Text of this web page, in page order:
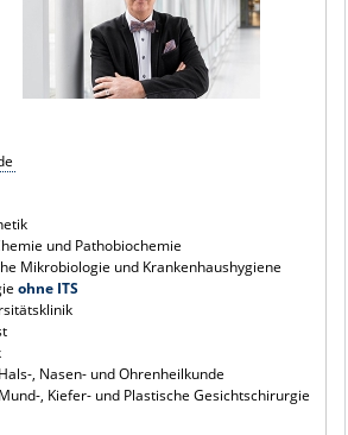
und Pathobiochemie
Mikrobiologie und Krankenhaushygiene
ohne ITS
, Nasen- und Ohrenheilkunde
, Kiefer- und Plastische Gesichtschirurgie